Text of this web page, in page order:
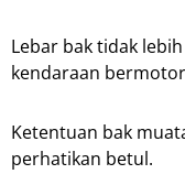
Lebar bak tidak
kendaraan
Ketentuan bak
perhatikan betul.